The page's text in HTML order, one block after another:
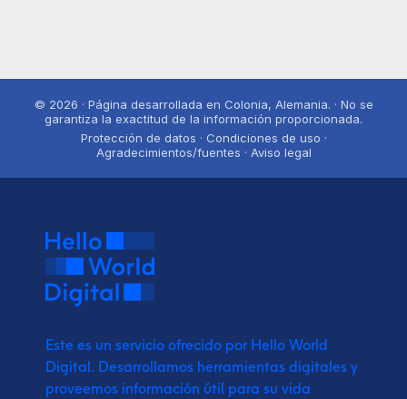
© 2026 · Página desarrollada en Colonia, Alemania. · No se
garantiza la exactitud de la información proporcionada.
Protección de datos · Condiciones de uso ·
Agradecimientos/fuentes · Aviso legal
Este es un servicio ofrecido por Hello World
Digital. Desarrollamos herramientas digitales y
proveemos información útil para su vida